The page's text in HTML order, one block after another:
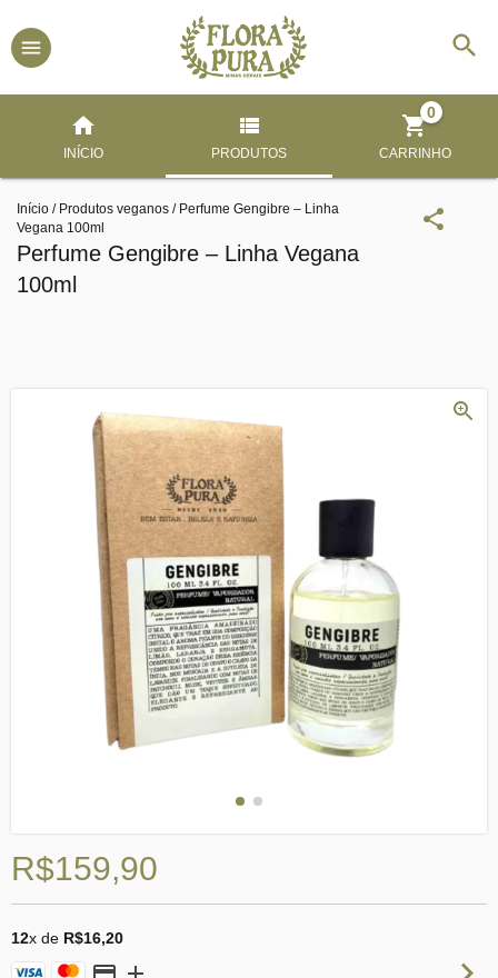
INÍCIO PRODUTOS CARRINHO
0
Início / Produtos veganos / Perfume Gengibre – Linha
Vegana 100ml
Perfume Gengibre – Linha Vegana
100ml
R$159,90
12x de R$16,20